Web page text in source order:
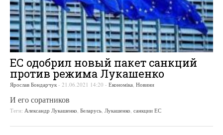
ЕС одобрил новый пакет санкций
против режима Лукашенко
Ярослав Бондарчук - 21.06.2021 14:20 - Економіка Новини
И его соратников
Теги: Александр Лукашенко Беларусь Лукашенко санкции ЕС